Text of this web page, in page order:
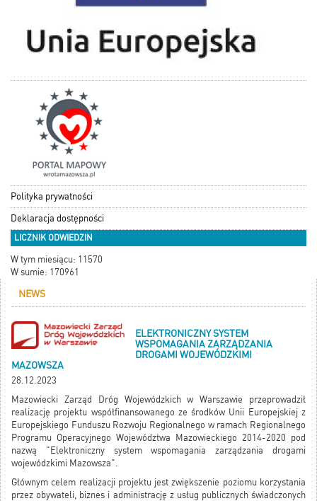
Polityka prywatności
Deklaracja dostępności
LICZNIK ODWIEDZIN
W tym miesiącu: 11570
W sumie: 170961
NEWS
ELEKTRONICZNY SYSTEM
WSPOMAGANIA ZARZĄDZANIA
DROGAMI WOJEWÓDZKIMI
MAZOWSZA
28.12.2023
Mazowiecki Zarząd Dróg Wojewódzkich w Warszawie przeprowadził
realizację projektu współfinansowanego ze środków Unii Europejskiej z
Europejskiego Funduszu Rozwoju Regionalnego w ramach Regionalnego
Programu Operacyjnego Województwa Mazowieckiego 2014-2020 pod
nazwą "Elektroniczny system wspomagania zarządzania drogami
wojewódzkimi Mazowsza".
Głównym celem realizacji projektu jest zwiększenie poziomu korzystania
przez obywateli, biznes i administrację z usług publicznych świadczonych